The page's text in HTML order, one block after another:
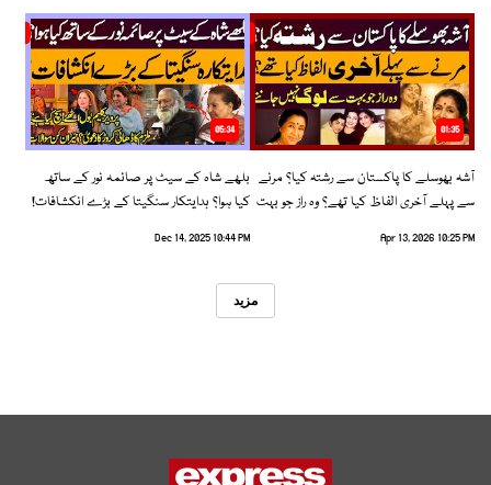
01:35
آشہ بھوسلے کا پاکستان سے رشتہ کیا؟ مرنے
سے پہلے آخری الفاظ کیا تھے؟ وہ راز جو بہت
Apr 13, 2026 10:25 PM
05:34
بلھے شاہ کے سیٹ پر صائمہ نور کے ساتھ
کیا ہوا؟ ہدایتکار سنگیتا کے بڑے انکشافات!
Dec 14, 2025 10:44 PM
مزید